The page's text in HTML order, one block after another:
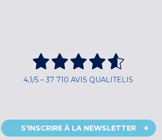
4,1/5 – 37 710 AVIS QUALITELIS
S'INSCRIRE À LA NEWSLETTER